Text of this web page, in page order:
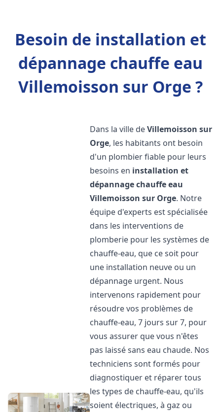
Besoin de installation et
dépannage chauffe eau
Villemoisson sur Orge ?
Dans la ville deVillemoisson sur
Orge, les habitants ont besoin
d'un plombier fiable pour leurs
besoins en installation et
dépannage chauffe eau
Villemoisson sur Orge. Notre
équipe d'experts est spécialisée
dans les interventions de
plomberie pour les systèmes de
chauffe-eau, que ce soit pour
une installation neuve ou un
dépannage urgent. Nous
intervenons rapidement pour
résoudre vos problèmes de
chauffe-eau, 7 jours sur 7, pour
vous assurer que vous n'êtes
pas laissé sans eau chaude. Nos
techniciens sont formés pour
diagnostiquer et réparer tous
les types de chauffe-eau, qu'ils
soient électriques, à gaz ou